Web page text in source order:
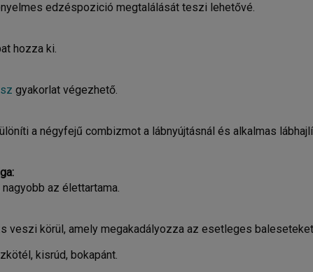
edzéspozició megtalálását teszi lehetővé.
hozza ki.
gyakorlat végezhető.
a négyfejű combizmot a lábnyújtásnál és alkalmas
az élettartama.
veszi körül, amely megakadályozza az esetleges
kisrúd, bokapánt.